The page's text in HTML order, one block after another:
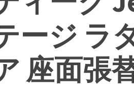
ージ ラ
座面張